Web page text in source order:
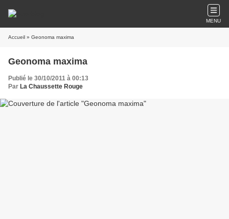
MENU
Accueil » Geonoma maxima
Geonoma maxima
Publié le 30/10/2011 à 00:13
Par La Chaussette Rouge